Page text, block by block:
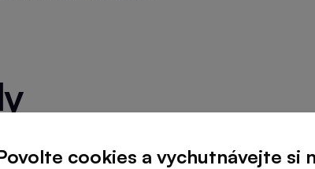
cookies a vychutnávejte si